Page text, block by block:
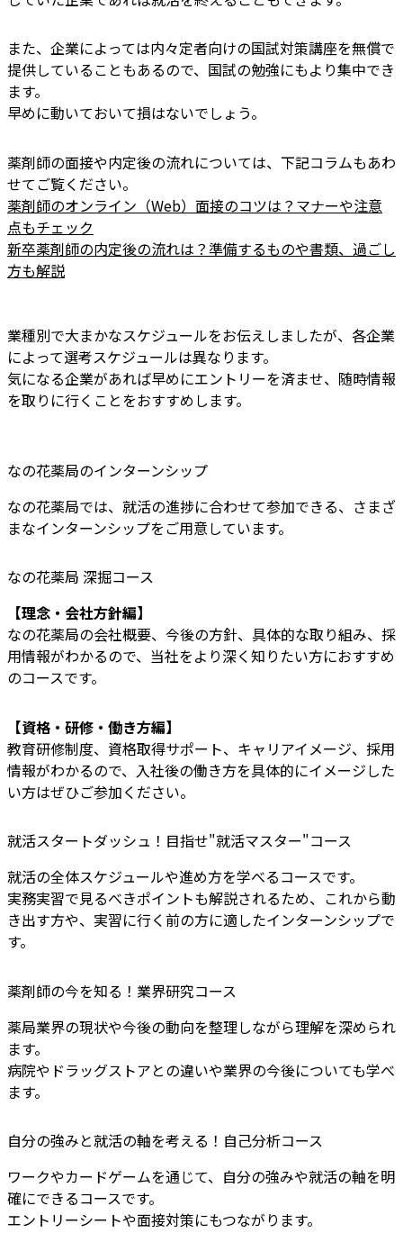
また、企業によっては内々定者向けの国試対策講座を無償で
提供していることもあるので、国試の勉強にもより集中でき
ます。
早めに動いておいて損はないでしょう。
薬剤師の面接や内定後の流れについては、下記コラムもあわ
せてご覧ください。
薬剤師のオンライン（Web）面接のコツは？マナーや注意
点もチェック
新卒薬剤師の内定後の流れは？準備するものや書類、過ごし
方も解説
業種別で大まかなスケジュールをお伝えしましたが、各企業
によって選考スケジュールは異なります。
気になる企業があれば早めにエントリーを済ませ、随時情報
を取りに行くことをおすすめします。
なの花薬局のインターンシップ
なの花薬局では、就活の進捗に合わせて参加できる、さまざ
まなインターンシップをご用意しています。
なの花薬局 深掘コース
【理念・会社方針編】
なの花薬局の会社概要、今後の方針、具体的な取り組み、採
用情報がわかるので、当社をより深く知りたい方におすすめ
のコースです。
【資格・研修・働き方編】
教育研修制度、資格取得サポート、キャリアイメージ、採用
情報がわかるので、入社後の働き方を具体的にイメージした
い方はぜひご参加ください。
就活スタートダッシュ！目指せ"就活マスター"コース
就活の全体スケジュールや進め方を学べるコースです。
実務実習で見るべきポイントも解説されるため、これから動
き出す方や、実習に行く前の方に適したインターンシップで
す。
薬剤師の今を知る！業界研究コース
薬局業界の現状や今後の動向を整理しながら理解を深められ
ます。
病院やドラッグストアとの違いや業界の今後についても学べ
ます。
自分の強みと就活の軸を考える！自己分析コース
ワークやカードゲームを通じて、自分の強みや就活の軸を明
確にできるコースです。
エントリーシートや面接対策にもつながります。